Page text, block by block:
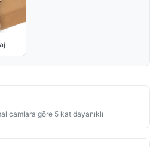
camlara göre 5 kat dayanıklı